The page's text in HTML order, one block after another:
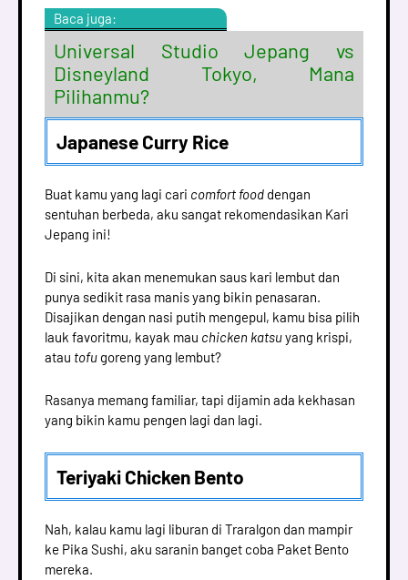
Baca juga:
Universal Studio Jepang vs
Disneyland Tokyo, Mana
Pilihanmu?
Japanese Curry Rice
Buat kamu yang lagi cari comfort food dengan
sentuhan berbeda, aku sangat rekomendasikan Kari
Jepang ini!
Di sini, kita akan menemukan saus kari lembut dan
punya sedikit rasa manis yang bikin penasaran.
Disajikan dengan nasi putih mengepul, kamu bisa pilih
lauk favoritmu, kayak mau chicken katsuyang krispi,
atau tofu goreng yang lembut?
Rasanya memang familiar, tapi dijamin ada kekhasan
yang bikin kamu pengen lagi dan lagi.
Teriyaki Chicken Bento
Nah, kalau kamu lagi liburan di Traralgon dan mampir
ke Pika Sushi, aku saranin banget coba Paket Bento
mereka.